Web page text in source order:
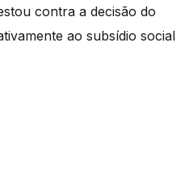
contra a decisão do
ao subsídio social